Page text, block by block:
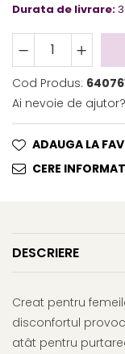
Durata de livrare:
Cod Produs:
Ai nevoie de ajutor?
ADAUGA LA
CERE
DESCRIERE
Creat pentru
disconfortul
atât pentru